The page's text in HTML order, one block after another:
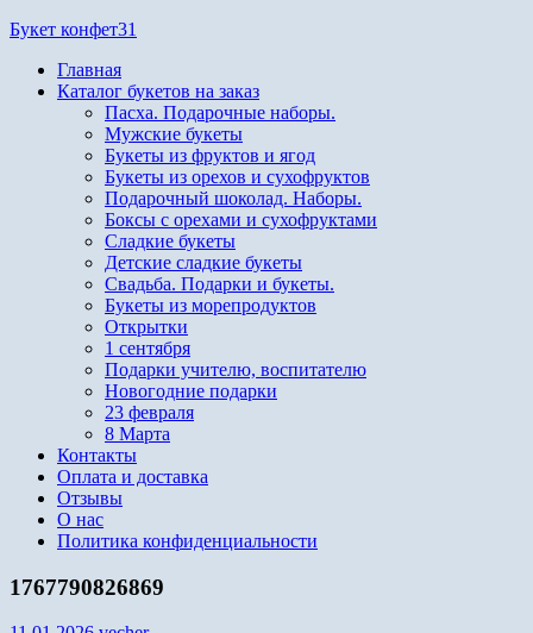
Перейти
содержимому
Букет конфет31
Главная
Каталог букетов на заказ
Пасха. Подарочные наборы.
Мужские букеты
Букеты из фруктов и ягод
Букеты из орехов и сухофруктов
Подарочный шоколад. Наборы.
Боксы с орехами и сухофруктами
Сладкие букеты
Детские сладкие букеты
Свадьба. Подарки и букеты.
Букеты из морепродуктов
Открытки
1 сентября
Подарки учителю, воспитателю
Новогодние подарки
23 февраля
8 Марта
Контакты
Оплата и доставка
Отзывы
О нас
Политика конфиденциальности
1767790826869